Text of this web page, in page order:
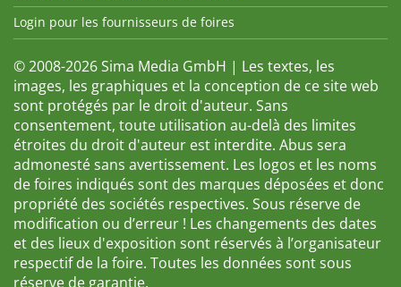
Login pour les fournisseurs de foires
© 2008-2026 Sima Media GmbH | Les textes, les
images, les graphiques et la conception de ce site web
sont protégés par le droit d'auteur. Sans
consentement, toute utilisation au-delà des limites
étroites du droit d'auteur est interdite. Abus sera
admonesté sans avertissement. Les logos et les noms
de foires indiqués sont des marques déposées et donc
propriété des sociétés respectives. Sous réserve de
modification ou d’erreur ! Les changements des dates
et des lieux d'exposition sont réservés à l’organisateur
respectif de la foire. Toutes les données sont sous
réserve de garantie.